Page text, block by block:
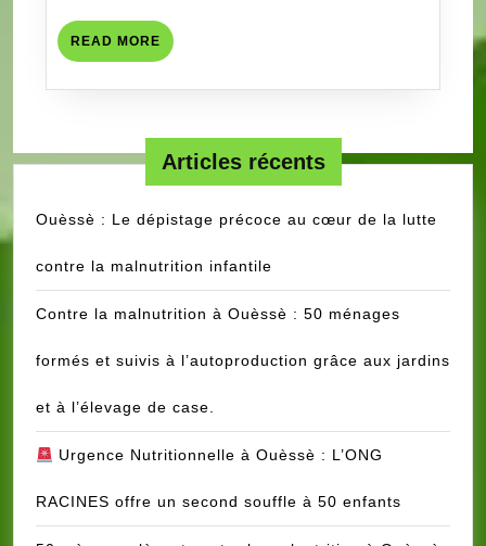
READ MORE READ
MORE
Articles récents
Ouèssè : Le dépistage précoce au cœur de la lutte
contre la malnutrition infantile
Contre la malnutrition à Ouèssè : 50 ménages
formés et suivis à l’autoproduction grâce aux jardins
et à l’élevage de case.
Urgence Nutritionnelle à Ouèssè : L’ONG
RACINES offre un second souffle à 50 enfants